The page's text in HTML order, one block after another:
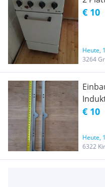
€ 10
Heute,
3264
€ 10
Heute,
6322